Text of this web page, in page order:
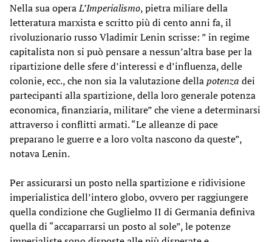
Nella sua operaL’Imperialismo, pietra miliare della
letteratura marxista e scritto più di cento anni fa, il
rivoluzionario russo Vladimir Lenin scrisse: ” in regime
capitalista non si può pensare a nessun’altra base per la
ripartizione delle sfere d’interessi e d’influenza, delle
colonie, ecc., che non sia la valutazione dellapotenza dei
partecipanti alla spartizione, della loro generale potenza
economica, finanziaria, militare” che viene a determinarsi
attraverso i conflitti armati. “Le alleanze di pace
preparano le guerre e a loro volta nascono da queste”,
notava Lenin.
Per assicurarsi un posto nella spartizione e ridivisione
imperialistica dell’intero globo, ovvero per raggiungere
quella condizione che Guglielmo II di Germania definiva
quella di “accaparrarsi un posto al sole”, le potenze